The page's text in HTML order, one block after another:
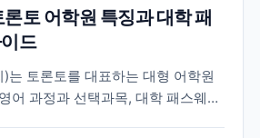
토 어학원 특징과 대학 패
드
는 토론토를 대표하는 대형 어학원
어 과정과 선택과목, 대학 패스웨이